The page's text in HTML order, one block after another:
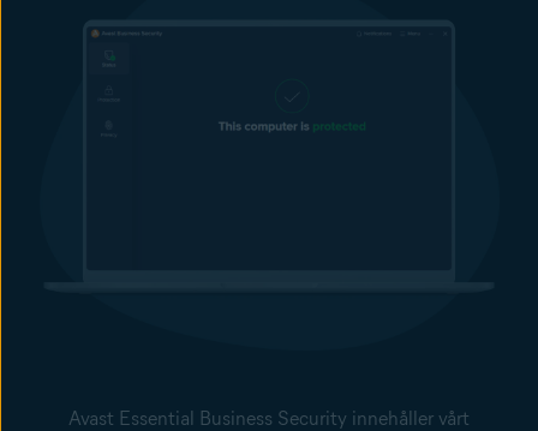
Avast Essential Business Security innehåller vårt